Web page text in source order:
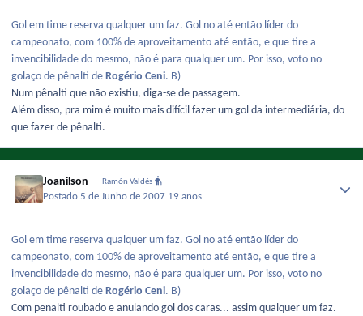
Gol em time reserva qualquer um faz. Gol no até então líder do
campeonato, com 100% de aproveitamento até então, e que tire a
invencibilidade do mesmo, não é para qualquer um. Por isso, voto no
golaço de pênalti de Rogério Ceni. B)
Num pênalti que não existiu, diga-se de passagem.
Além disso, pra mim é muito mais difícil fazer um gol da intermediária, do
que fazer de pênalti.
Joanilson Ramón Valdés
Postado 5 de Junho de 2007 19 anos
Gol em time reserva qualquer um faz. Gol no até então líder do
campeonato, com 100% de aproveitamento até então, e que tire a
invencibilidade do mesmo, não é para qualquer um. Por isso, voto no
golaço de pênalti de Rogério Ceni. B)
Com penalti roubado e anulando gol dos caras... assim qualquer um faz.